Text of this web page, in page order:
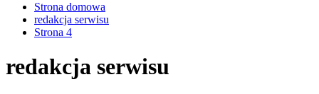
Strona domowa
redakcja serwisu
Strona 4
redakcja serwisu